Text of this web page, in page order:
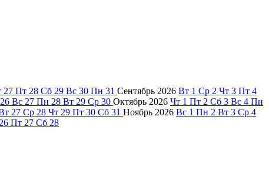
27 Пт 28 Сб 29 Вс 30 Пн 31 Сентябрь 2026 Вт 1 Ср 2 Чт 3 Пт 4
26 Вс 27 Пн 28 Вт 29 Ср 30 Октябрь 2026 Чт 1 Пт 2 Сб 3 Вс 4 Пн
27 Ср 28 Чт 29 Пт 30 Сб 31 Ноябрь 2026 Вс 1 Пн 2 Вт 3 Ср 4
26 Пт 27 Сб 28